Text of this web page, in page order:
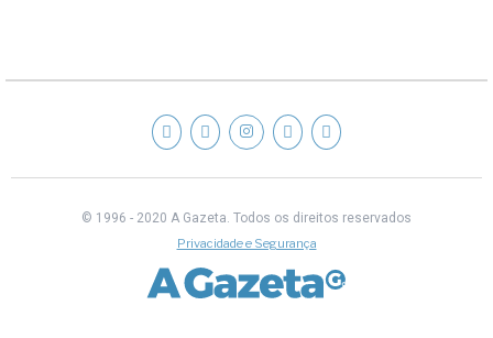
© 1996 - 2020 A Gazeta. Todos os direitos reservados
Privacidade e Segurança